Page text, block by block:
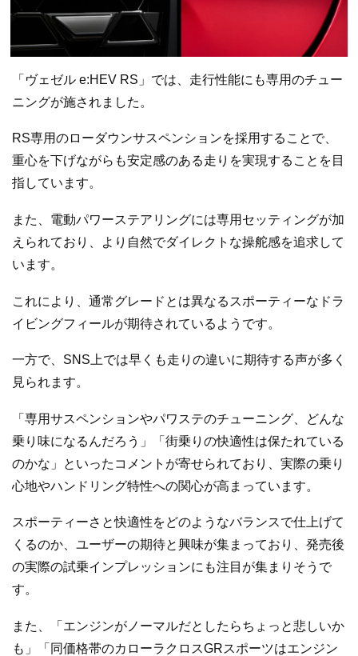
「ヴェゼル e:HEV RS」では、走行性能にも専用のチュー
ニングが施されました。
RS専用のローダウンサスペンションを採用することで、
重心を下げながらも安定感のある走りを実現することを目
指しています。
また、電動パワーステアリングには専用セッティングが加
えられており、より自然でダイレクトな操舵感を追求して
います。
これにより、通常グレードとは異なるスポーティーなドラ
イビングフィールが期待されているようです。
一方で、SNS上では早くも走りの違いに期待する声が多く
見られます。
「専用サスペンションやパワステのチューニング、どんな
乗り味になるんだろう」「街乗りの快適性は保たれている
のかな」といったコメントが寄せられており、実際の乗り
心地やハンドリング特性への関心が高まっています。
スポーティーさと快適性をどのようなバランスで仕上げて
くるのか、ユーザーの期待と興味が集まっており、発売後
の実際の試乗インプレッションにも注目が集まりそうで
す。
また、「エンジンがノーマルだとしたらちょっと悲しいか
も」「同価格帯のカローラクロスGRスポーツはエンジン